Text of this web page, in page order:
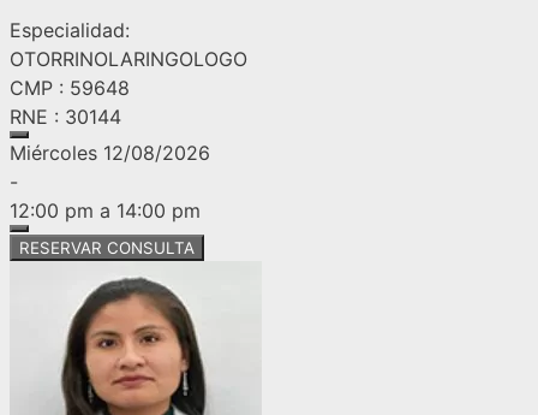
Especialidad:
OTORRINOLARINGOLOGO
CMP : 59648
RNE : 30144
Miércoles 12/08/2026
-
12:00 pm a 14:00 pm
RESERVAR CONSULTA